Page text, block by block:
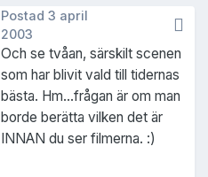
Postad 3 april
2003
Och se tvåan, särskilt scenen
som har blivit vald till tidernas
bästa. Hm...frågan är om man
borde berätta vilken det är
INNAN du ser filmerna. :)